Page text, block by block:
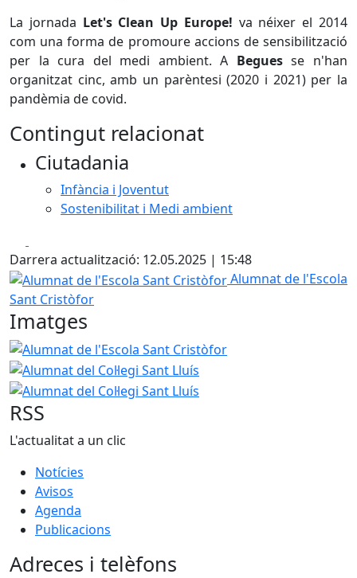
La jornada Let's Clean Up Europe! va néixer el 2014
com una forma de promoure accions de sensibilització
per la cura del medi ambient. A Beguesse n'han
organitzat cinc, amb un parèntesi (2020 i 2021) per la
pandèmia de covid.
Contingut relacionat
Ciutadania
Infància i Joventut
Sostenibilitat i Medi ambient
Darrera actualització: 12.05.2025 | 15:48
Alumnat de l'Escola Sant Cristòfor
Alumnat de l'Escola
Sant Cristòfor
Imatges
Alumnat de l'Escola Sant Cristòfor
Alumnat del Col·legi
RSS
L'actualitat a un clic
Notícies
Avisos
Agenda
Publicacions
Adreces i telèfons